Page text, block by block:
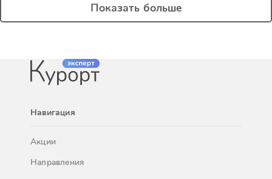
Показать больше
Навигация
Акции
Направления